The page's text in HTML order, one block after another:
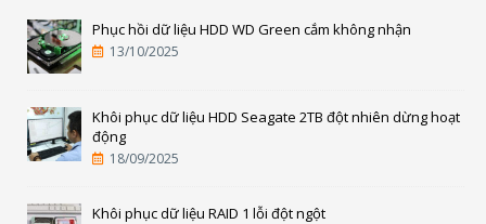
Phục hồi dữ liệu HDD WD Green cắm không nhận
13/10/2025
Khôi phục dữ liệu HDD Seagate 2TB đột nhiên dừng hoạt
động
18/09/2025
Khôi phục dữ liệu RAID 1 lỗi đột ngột